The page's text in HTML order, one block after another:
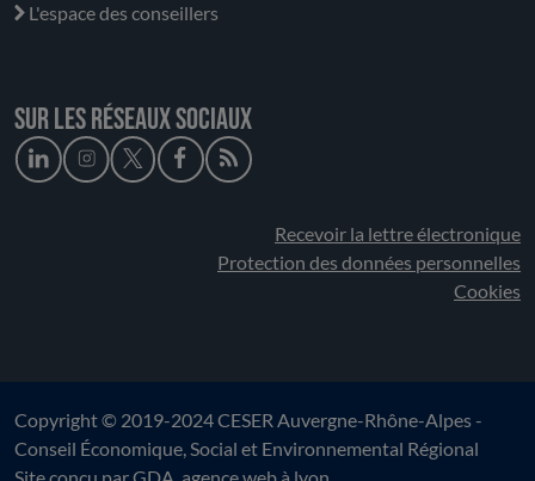
L'espace des conseillers
Sur les réseaux sociaux
Recevoir la lettre électronique
Protection des données personnelles
Cookies
Copyright © 2019-2024 CESER Auvergne-Rhône-Alpes -
Conseil Économique, Social et Environnemental Régional